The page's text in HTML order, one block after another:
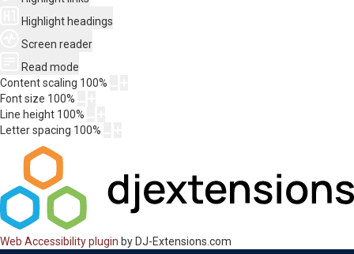
Highlight headings
Screen reader
Read mode
Content scaling 100%
Font size 100%
Line height 100%
Letter spacing 100%
Web Accessibility plugin by DJ-Extensions.com